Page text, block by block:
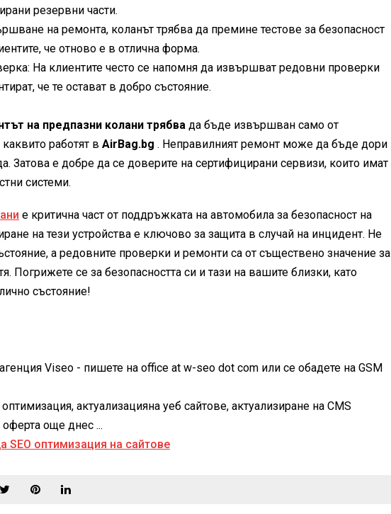
резервни части.
на ремонта, коланът трябва да премине тестове за безопасност
че отново е в отлична форма.
На клиентите често се напомня да извършват редовни проверки
че те остават в добро състояние.
на предпазни колани трябва да бъде извършван само от
каквито работят в AirBag.bg . Неправилният ремонт може да бъде дори
Затова е добре да се доверите на сертифицирани сервизи, които имат
системи.
е критична част от поддръжката на автомобила за безопасност на
на тези устройства е ключово за защита в случай на инцидент. Не
а редовните проверки и ремонти са от съществено значение за
Погрижете се за безопасността си и тази на вашите близки, като
състояние!
Viseo - пишете на office at w-seo dot com или се обадете на GSM
актуализацияна уеб сайтове, актуализиране на CMS
още днес ...